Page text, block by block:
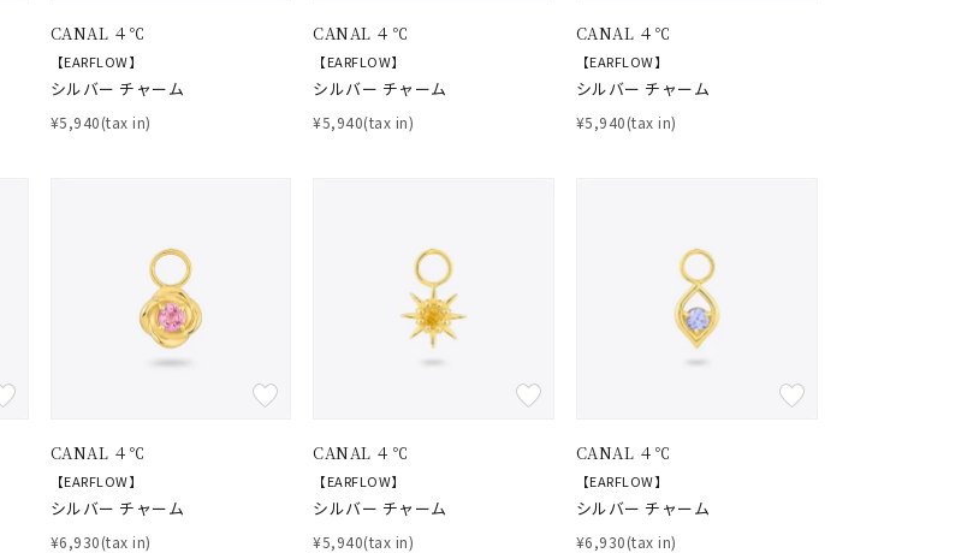
CANAL ４℃
【EARFLOW】
シルバー チャーム
¥5,940(tax in)
CANAL ４℃
【EARFLOW】
シルバー チャーム
¥5,940(tax in)
CANAL ４℃
【EARFLOW】
シルバー チャーム
¥5,940(tax in)
CANAL ４℃
【EARFLOW】
シルバー チャーム
¥6,930(tax in)
CANAL ４℃
【EARFLOW】
シルバー チャーム
¥5,940(tax in)
CANAL ４℃
【EARFLOW】
シルバー チャーム
¥6,930(tax in)